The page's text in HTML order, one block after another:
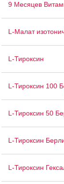
9 Месяцев
L-Малат
L-Тироксин
L-Тироксин 100
L-Тироксин 50
L-Тироксин
L-Тироксин